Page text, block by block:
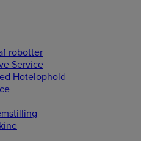
robotter
Service
Hotelophold